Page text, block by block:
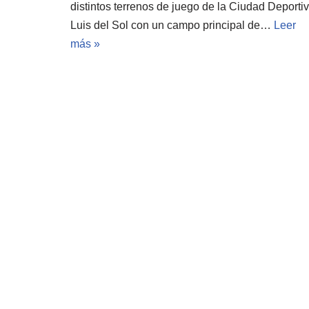
distintos terrenos de juego de la Ciudad
Luis del Sol con un campo principal de… Leer
más »